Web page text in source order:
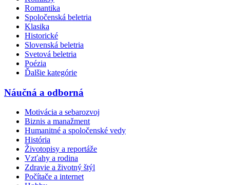
Romantika
Spoločenská beletria
Klasika
Historické
Slovenská beletria
Svetová beletria
Poézia
Ďalšie kategórie
Náučná a odborná
Motivácia a sebarozvoj
Biznis a manažment
Humanitné a spoločenské vedy
História
Životopisy a reportáže
Vzťahy a rodina
Zdravie a životný štýl
Počítače a internet